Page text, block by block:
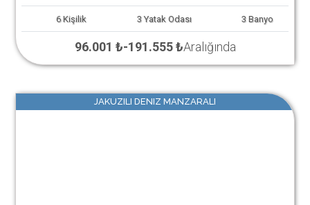
6 Kişilik 3 Yatak Odası 3 Banyo
96.001 ₺-191.555 ₺Aralığında
JAKUZILI DENIZ MANZARALI